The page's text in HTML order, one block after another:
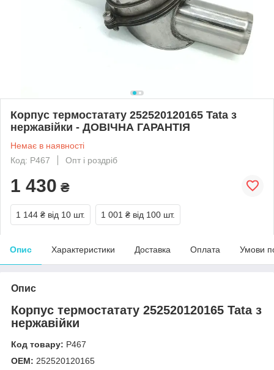
Корпус термостатату 252520120165 Tata з
нержавійки - ДОВІЧНА ГАРАНТІЯ
Немає в наявності
Код: Р467
Опт і роздріб
1 430 ₴
1 144 ₴ від 10 шт. 1 001 ₴ від 100 шт.
Опис Характеристики Доставка Оплата Умови
Опис
Корпус термостатату 252520120165 Tata з
нержавійки
Код товару: Р467
OEM: 252520120165